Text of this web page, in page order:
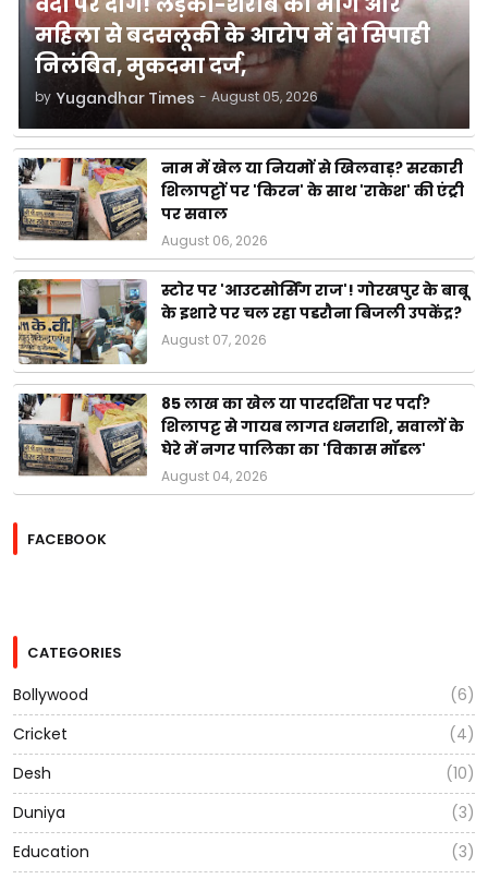
महिला से बदसलूकी के आरोप में दो सिपाही
निलंबित, मुकदमा दर्ज,
by Yugandhar Times - August 05, 2026
नाम में खेल या नियमों से खिलवाड़? सरकारी
शिलापट्टों पर 'किरन' के साथ 'राकेश' की एंट्री
पर सवाल
August 06, 2026
स्टोर पर 'आउटसोर्सिंग राज'! गोरखपुर के बाबू
के इशारे पर चल रहा पडरौना बिजली उपकेंद्र?
August 07, 2026
85 लाख का खेल या पारदर्शिता पर पर्दा?
शिलापट्ट से गायब लागत धनराशि, सवालों के
घेरे में नगर पालिका का 'विकास मॉडल'
August 04, 2026
FACEBOOK
CATEGORIES
Bollywood
(6)
Cricket
(4)
Desh
(10)
Duniya
(3)
Education
(3)